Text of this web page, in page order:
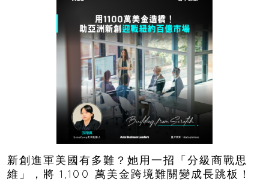
新創進軍美國有多難？她用一招「分級商戰思
維」，將 1,100 萬美金跨境難關變成長跳板！